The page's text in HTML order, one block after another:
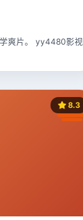
爽片。 yy4480影视
8.3